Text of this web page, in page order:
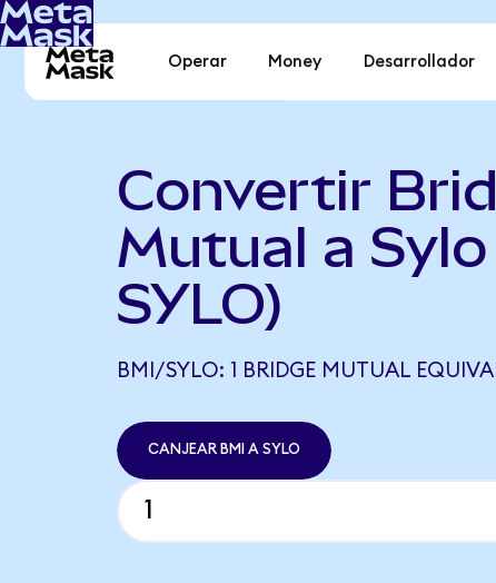
Operar Money Desarrollador
Convertir
Mutual a
SYLO)
BMI/SYLO: 1 BRIDGE MUTUAL
CANJEAR BMI A SYLO